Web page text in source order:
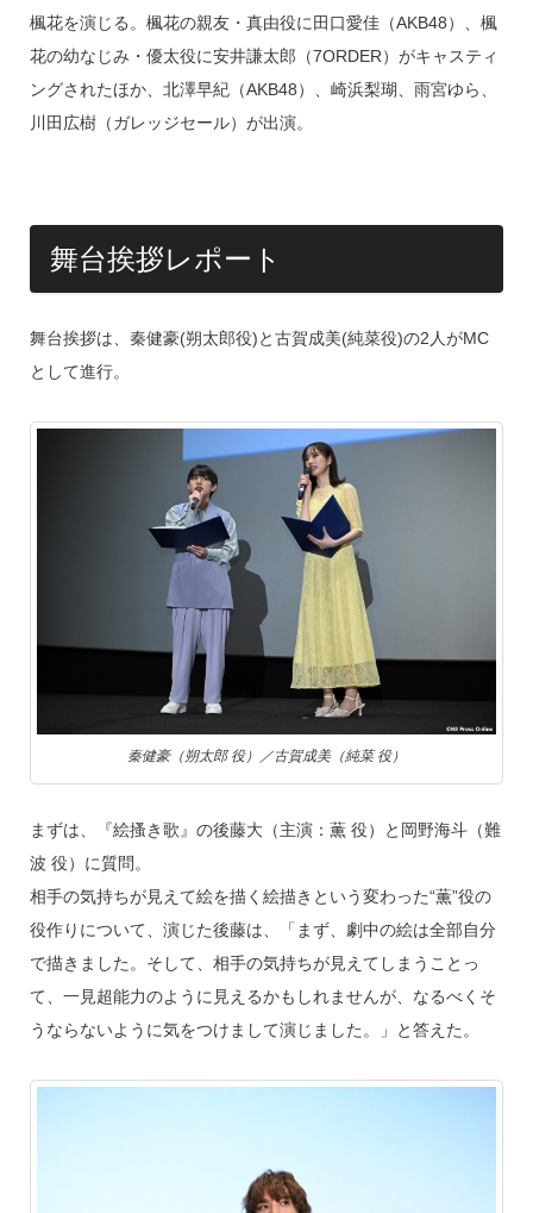
楓花を演じる。楓花の親友・真由役に田口愛佳（AKB48）、楓
花の幼なじみ・優太役に安井謙太郎（7ORDER）がキャスティ
ングされたほか、北澤早紀（AKB48）、崎浜梨瑚、雨宮ゆら、
川田広樹（ガレッジセール）が出演。
舞台挨拶レポート
舞台挨拶は、秦健豪(朔太郎役)と古賀成美(純菜役)の2人がMC
として進行。
秦健豪（朔太郎 役）／古賀成美（純菜 役）
まずは、『絵搔き歌』の後藤大（主演：薫 役）と岡野海斗（難
波 役）に質問。
相手の気持ちが見えて絵を描く絵描きという変わった“薫”役の
役作りについて、演じた後藤は、「まず、劇中の絵は全部自分
で描きました。そして、相手の気持ちが見えてしまうことっ
て、一見超能力のように見えるかもしれませんが、なるべくそ
うならないように気をつけまして演じました。」と答えた。